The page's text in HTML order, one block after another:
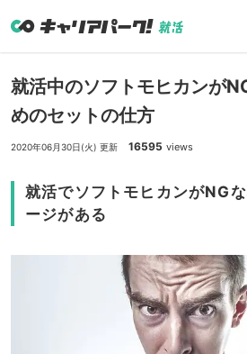
就活中のソフトモヒカンが
めのセットの仕方
2020年06月30日(火) 更新 16595 views
就活でソフトモヒカンがNG
ージがある